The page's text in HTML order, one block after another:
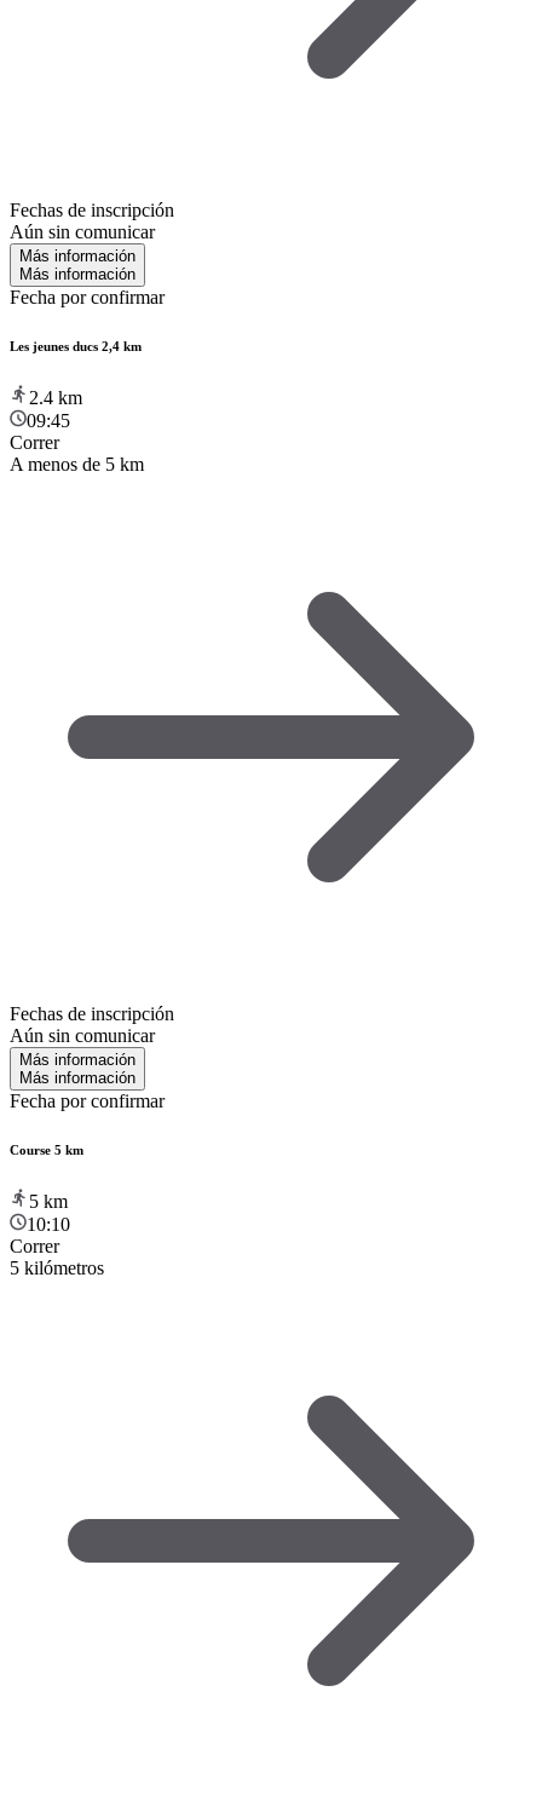
Fechas de inscripción
Aún sin comunicar
Más información
Más información
Fecha por confirmar
Les jeunes ducs 2,4 km
2.4 km
09:45
Correr
A menos de 5 km
Fechas de inscripción
Aún sin comunicar
Más información
Más información
Fecha por confirmar
Course 5 km
5 km
10:10
Correr
5 kilómetros